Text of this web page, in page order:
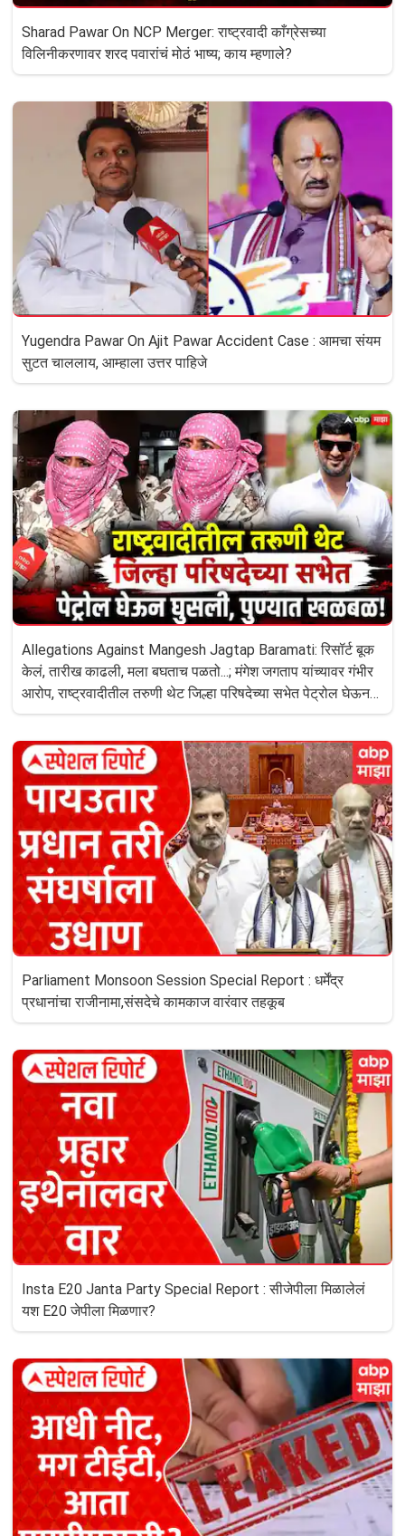
Sharad Pawar On NCP Merger: राष्ट्रवादी काँग्रेसच्या
विलिनीकरणावर शरद पवारांचं मोठं भाष्य; काय म्हणाले?
Yugendra Pawar On Ajit Pawar Accident Case : आमचा संयम
सुटत चाललाय, आम्हाला उत्तर पाहिजे
Allegations Against Mangesh Jagtap Baramati: रिसॉर्ट बूक
केलं, तारीख काढली, मला बघताच पळतो...; मंगेश जगताप यांच्यावर गंभीर
आरोप, राष्ट्रवादीतील तरुणी थेट जिल्हा परिषदेच्या सभेत पेट्रोल घेऊन
घुसली, पुण्यात खळबळ!
Parliament Monsoon Session Special Report : धर्मेंद्र
प्रधानांचा राजीनामा,संसदेचे कामकाज वारंवार तहकूब
Insta E20 Janta Party Special Report : सीजेपीला मिळालेलं
यश E20 जेपीला मिळणार?